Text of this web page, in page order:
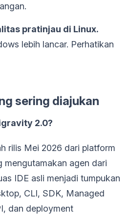
pratinjau di Linux.
lebih lancar. Perhatikan
sering diajukan
2.0?
rilis Mei 2026 dari platform
mengutamakan agen dari
IDE asli menjadi tumpukan
CLI, SDK, Managed
dan deployment